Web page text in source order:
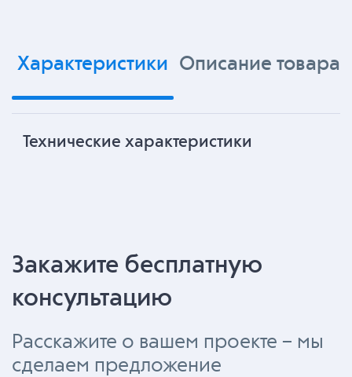
Характеристики Описание товара
Технические характеристики
Закажите бесплатную
консультацию
Расскажите о вашем проекте – мы
сделаем предложение